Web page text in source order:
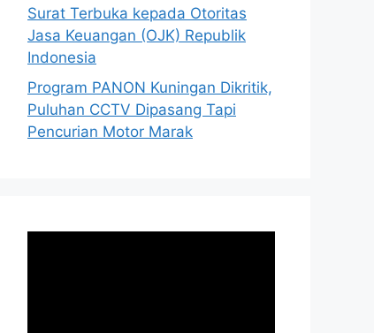
Surat Terbuka kepada Otoritas
Jasa Keuangan (OJK) Republik
Indonesia
Program PANON Kuningan Dikritik,
Puluhan CCTV Dipasang Tapi
Pencurian Motor Marak